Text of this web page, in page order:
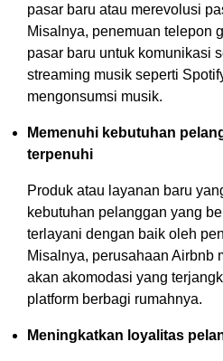
pasar baru atau merevolusi
Misalnya, penemuan telepon
pasar baru untuk komunikasi
streaming musik seperti
mengonsumsi musik.
Memenuhi kebutuhan
terpenuhi
Produk atau layanan baru
kebutuhan pelanggan yang
terlayani dengan baik oleh
Misalnya, perusahaan Airbnb
akan akomodasi yang
platform berbagi rumahnya.
Meningkatkan loyalitas